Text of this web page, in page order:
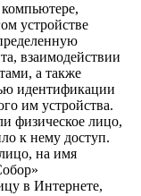
устройстве
взаимодействии
а также
идентификации
им устройства.
физическое лицо,
к нему доступ.
на имя
в Интернете,